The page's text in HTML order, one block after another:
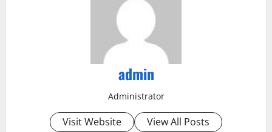
admin
Administrator
Visit Website View All Posts